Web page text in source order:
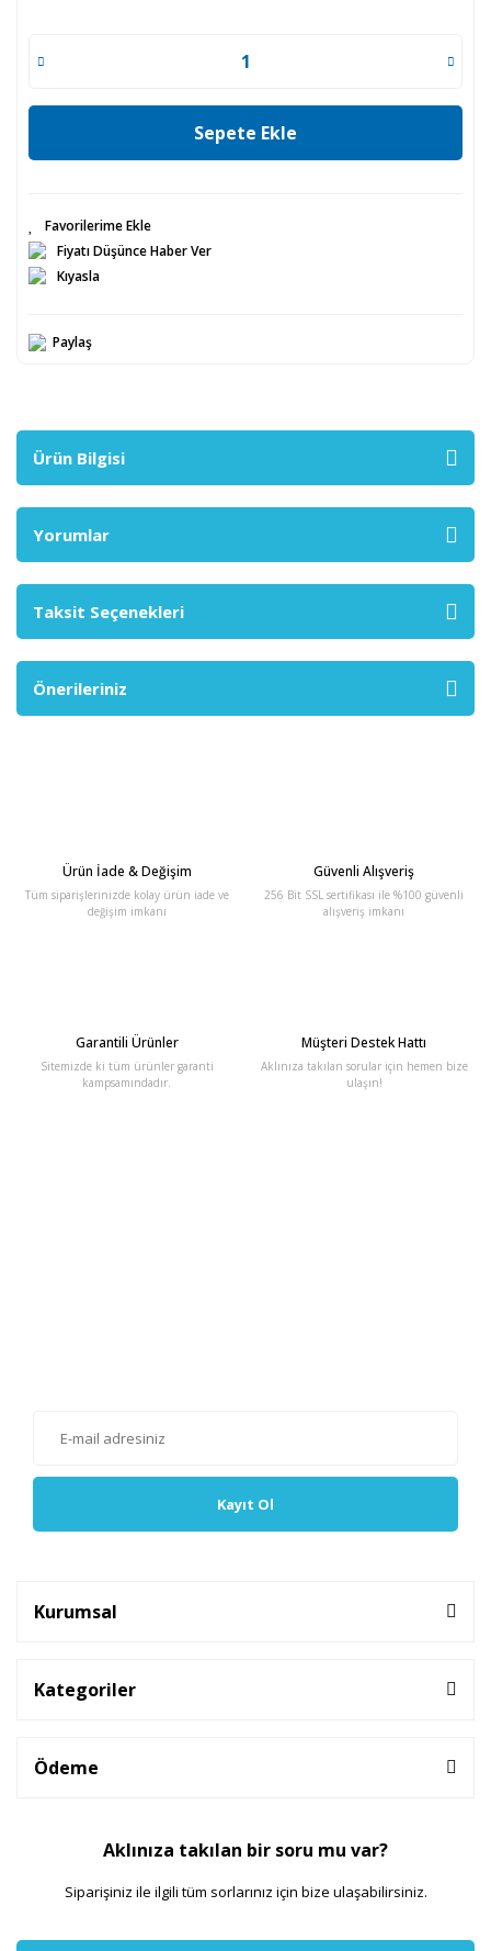
Sepete Ekle
Fiyatı Düşünce Haber Ver
Kıyasla
Paylaş
Ürün Bilgisi
Yorumlar
Taksit Seçenekleri
Önerileriniz
Ürün İade & Değişim
Tüm siparişlerinizde kolay ürün iade ve
değişim imkanı
Güvenli Alışveriş
256 Bit SSL sertifikası ile %100 güvenli
alışveriş imkanı
Garantili Ürünler
Sitemizde ki tüm ürünler garanti
kampsamındadır.
Müşteri Destek Hattı
Aklınıza takılan sorular için hemen bize
ulaşın!
Kayıt Ol
Kurumsal
Kategoriler
Ödeme
Aklınıza takılan bir soru mu var?
Siparişiniz ile ilgili tüm sorlarınız için bize ulaşabilirsiniz.